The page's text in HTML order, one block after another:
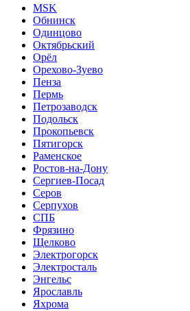
MSK
Обнинск
Одинцово
Октябрьский
Орёл
Орехово-Зуево
Пенза
Пермь
Петрозаводск
Подольск
Прокопьевск
Пятигорск
Раменское
Ростов-на-Дону
Сергиев-Посад
Серов
Серпухов
СПБ
Фрязино
Щелково
Электрогорск
Электросталь
Энгельс
Ярославль
Яхрома